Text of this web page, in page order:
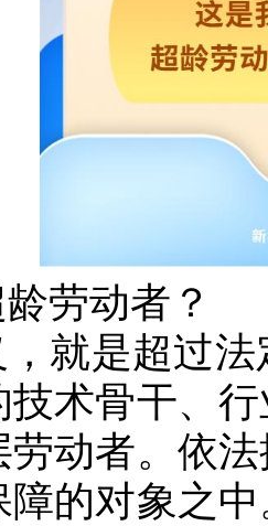
劳动者？
就是超过
技术骨干、
劳动者。依
障的对象之